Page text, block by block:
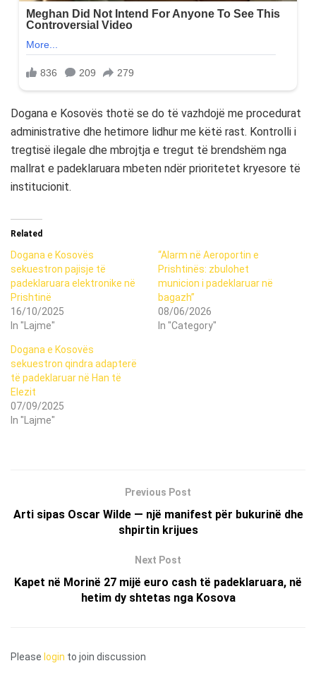
Dogana e Kosovës thotë se do të vazhdojë me procedurat
administrative dhe hetimore lidhur me këtë rast. Kontrolli i
tregtisë ilegale dhe mbrojtja e tregut të brendshëm nga
mallrat e padeklaruara mbeten ndër prioritetet kryesore të
institucionit.
Related
Dogana e Kosovës
sekuestron pajisje të
padeklaruara elektronike në
Prishtinë
16/10/2025
In "Lajme"
“Alarm në Aeroportin e
Prishtinës: zbulohet
municion i padeklaruar në
bagazh”
08/06/2026
In "Category"
Dogana e Kosovës
sekuestron qindra adapterë
të padeklaruar në Han të
Elezit
07/09/2025
In "Lajme"
Previous Post
Arti sipas Oscar Wilde — një manifest për bukurinë dhe
shpirtin krijues
Next Post
Kapet në Morinë 27 mijë euro cash të padeklaruara, në
hetim dy shtetas nga Kosova
Please login to join discussion